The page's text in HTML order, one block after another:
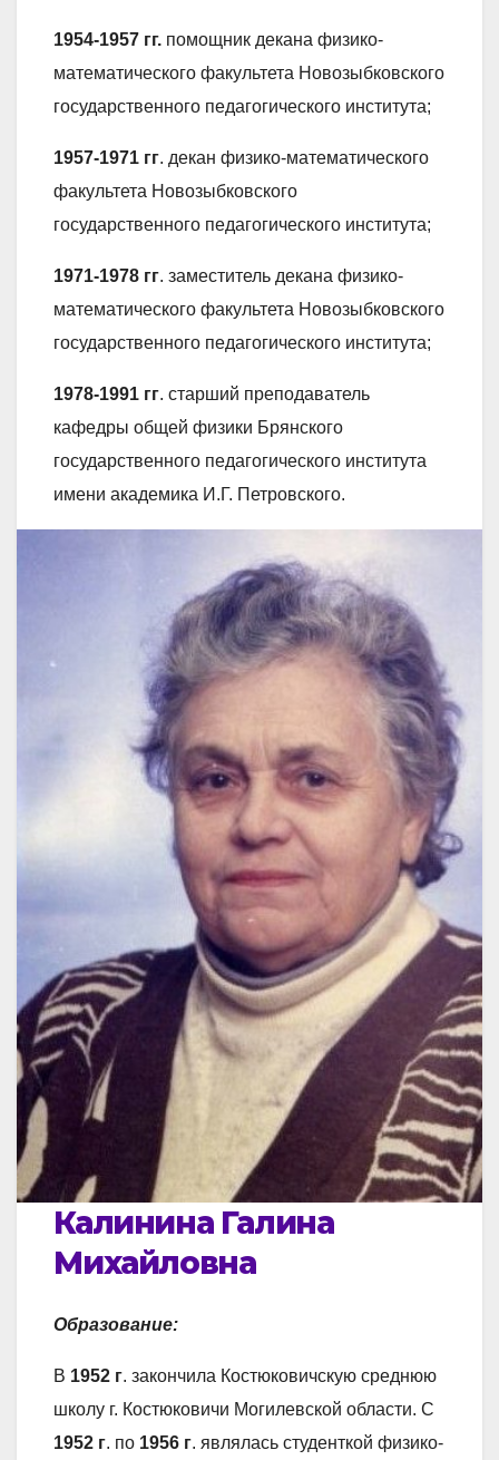
1954-1957 гг. помощник декана физико-
математического факультета Новозыбковского
государственного педагогического института;
1957-1971 гг. декан физико-математического
факультета Новозыбковского
государственного педагогического института;
1971-1978 гг. заместитель декана физико-
математического факультета Новозыбковского
государственного педагогического института;
1978-1991 гг. старший преподаватель
кафедры общей физики Брянского
государственного педагогического института
имени академика И.Г. Петровского.
Калинина Галина
Михайловна
Образование:
В 1952 г. закончила Костюковичскую среднюю
школу г. Костюковичи Могилевской области. С
1952 г. по 1956 г. являлась студенткой физико-